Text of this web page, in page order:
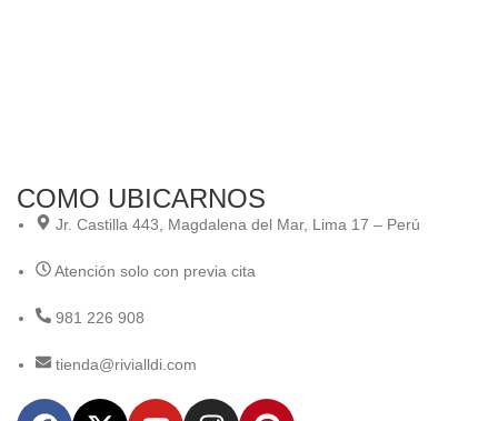
COMO UBICARNOS
Jr. Castilla 443, Magdalena del Mar, Lima 17 – Perú
Atención solo con previa cita
981 226 908
tienda@rivialldi.com